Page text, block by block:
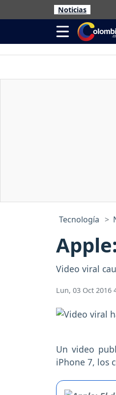
Noticias
Tecnología
Video viral
Lun, 03 Oct 2016
Un video
iPhone 7, los